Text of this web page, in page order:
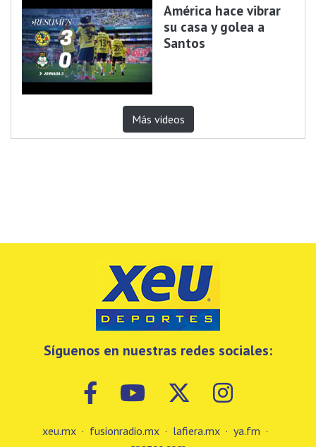
América hace vibrar
su casa y golea a
Santos
Más videos
Síguenos en nuestras redes sociales:
xeu.mx · fusionradio.mx · lafiera.mx · ya.fm ·